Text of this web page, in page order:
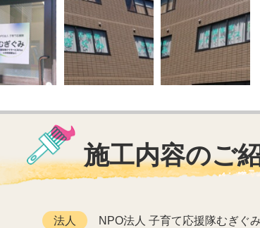
施工内容のご
法人 NPO法人 子育て応援隊むぎぐ